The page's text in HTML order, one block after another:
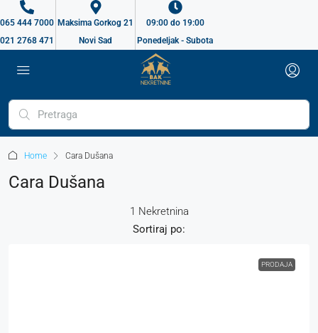
065 444 7000
021 2768 471
Maksima Gorkog 21
Novi Sad
09:00 do 19:00
Ponedeljak - Subota
Home Cara Dušana
Cara Dušana
1 Nekretnina
Sortiraj po:
PRODAJA